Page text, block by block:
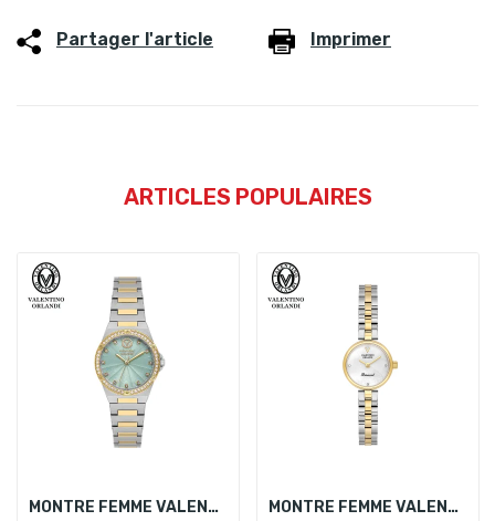
Partager l'article Imprimer
ARTICLES POPULAIRES
MONTRE FEMME VALENTINO ORLANDI VO.1.10013-4
MONTRE FEMME VALENTINO ORLANDI VO.1.10022-3